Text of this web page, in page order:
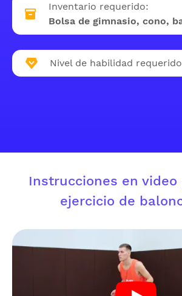
Inventario requerido:
Bolsa de gimnasio, cono,
Nivel de habilidad
Instrucciones en video
ejercicio de